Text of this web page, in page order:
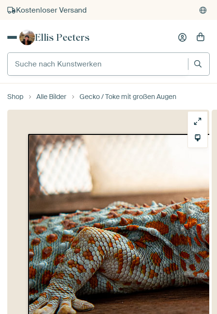
Kostenloser Versand
Kauf auf Rechnung
Ellis Peeters
Suche nach Kunstwerken
Shop Alle Bilder Gecko / Toke mit großen Augen